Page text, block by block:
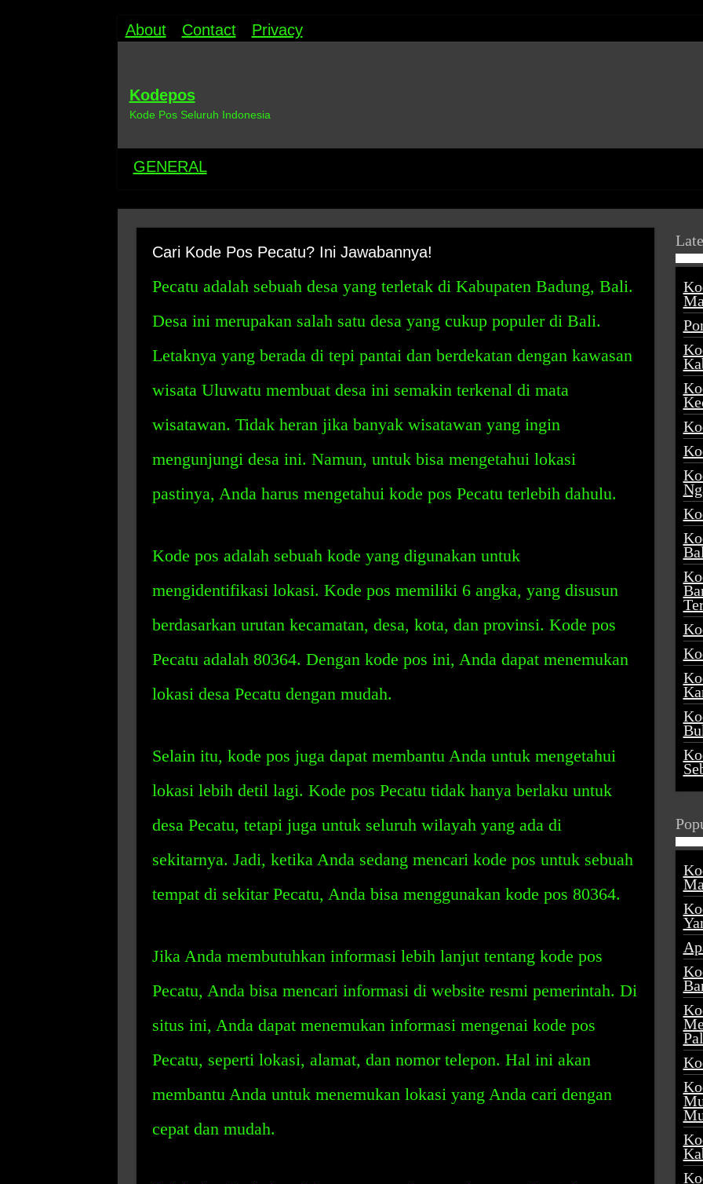
About Contact Privacy
Kodepos
Kode Pos Seluruh Indonesia
GENERAL
Cari Kode Pos Pecatu? Ini Jawabannya!
Pecatu adalah sebuah desa yang terletak di Kabupaten Badung, Bali.
Desa ini merupakan salah satu desa yang cukup populer di Bali.
Letaknya yang berada di tepi pantai dan berdekatan dengan kawasan
wisata Uluwatu membuat desa ini semakin terkenal di mata
wisatawan. Tidak heran jika banyak wisatawan yang ingin
mengunjungi desa ini. Namun, untuk bisa mengetahui lokasi
pastinya, Anda harus mengetahui kode pos Pecatu terlebih dahulu.
Kode pos adalah sebuah kode yang digunakan untuk
mengidentifikasi lokasi. Kode pos memiliki 6 angka, yang disusun
berdasarkan urutan kecamatan, desa, kota, dan provinsi. Kode pos
Pecatu adalah 80364. Dengan kode pos ini, Anda dapat menemukan
lokasi desa Pecatu dengan mudah.
Selain itu, kode pos juga dapat membantu Anda untuk mengetahui
lokasi lebih detil lagi. Kode pos Pecatu tidak hanya berlaku untuk
desa Pecatu, tetapi juga untuk seluruh wilayah yang ada di
sekitarnya. Jadi, ketika Anda sedang mencari kode pos untuk sebuah
tempat di sekitar Pecatu, Anda bisa menggunakan kode pos 80364.
Jika Anda membutuhkan informasi lebih lanjut tentang kode pos
Pecatu, Anda bisa mencari informasi di website resmi pemerintah. Di
situs ini, Anda dapat menemukan informasi mengenai kode pos
Pecatu, seperti lokasi, alamat, dan nomor telepon. Hal ini akan
membantu Anda untuk menemukan lokasi yang Anda cari dengan
cepat dan mudah.